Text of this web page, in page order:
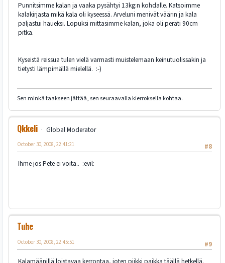
Punnitsimme kalan ja vaaka pysähtyi 13kg:n kohdalle. Katsoimme
kalakirjasta mikä kala oli kyseessä. Arveluni menivät väärin ja kala
paljastui haueksi. Lopuksi mittasimme kalan, joka oli peräti 90cm
pitkä.
Kyseistä reissua tulen vielä varmasti muistelemaan keinutuolissakin ja
tietysti lämpimällä mielellä. :-)
Sen minkä taakseen jättää, sen seuraavalla kierroksella kohtaa.
Qkkeli
Global Moderator
#8
October 30, 2008, 22:41:21
Ihme jos Pete ei voita.. :evil:
Tuhe
#9
October 30, 2008, 22:45:51
Kalamäänillä loistavaa kerrontaa, joten piikki paikka täällä hetkellä.